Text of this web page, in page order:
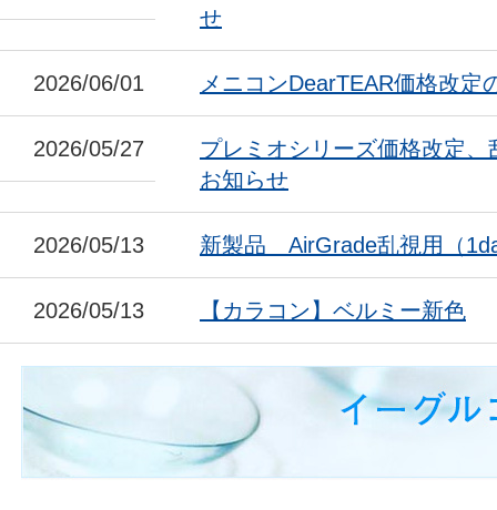
せ
2026/06/01 メニコンDearTEAR価格改定
2026/05/27
プレミオシリーズ価格改定
お知らせ
2026/05/13 新製品 AirGrade乱視用（
2026/05/13 【カラコン】ベルミー新色